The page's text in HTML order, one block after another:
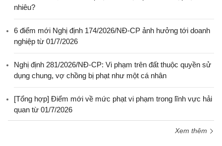
nhiêu?
6 điểm mới Nghị định 174/2026/NĐ-CP ảnh hưởng tới doanh
nghiệp từ 01/7/2026
Nghị định 281/2026/NĐ-CP: Vi phạm trên đất thuộc quyền sử
dụng chung, vợ chồng bị phạt như một cá nhân
[Tổng hợp] Điểm mới về mức phạt vi phạm trong lĩnh vực hải
quan từ 01/7/2026
Xem thêm